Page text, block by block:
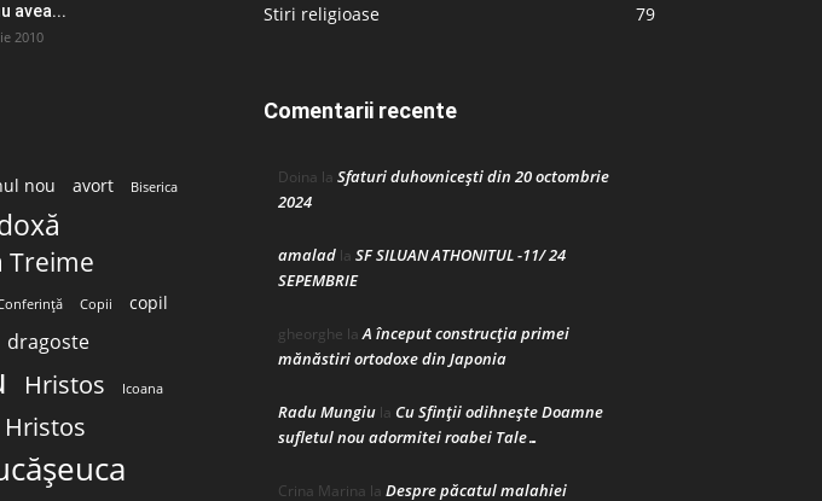
avea...
2010
nou avort Biserica
Treime
Copii
copil
dragoste
Hristos Icoana
Hristos
Stiri religioase
79
Comentarii recente
Doina la Sfaturi duhovnicești din 20 octombrie
2024
amalad la SF SILUAN ATHONITUL -11/ 24
SEPEMBRIE
gheorghe laA început construcţia primei
mănăstiri ortodoxe din Japonia
Radu Mungiu la Cu Sfinții odihnește Doamne
sufletul nou adormitei roabei Tale…
Crina Marina la Despre păcatul malahiei